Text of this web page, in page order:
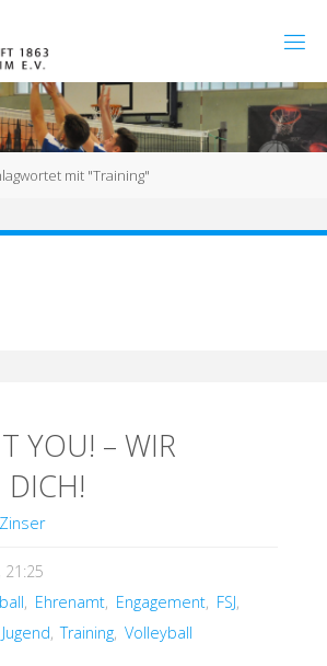
mit "Training"
YOU! – WIR
DICH!
21:25
, Ehrenamt, Engagement, FSJ,
Jugend, Training, Volleyball